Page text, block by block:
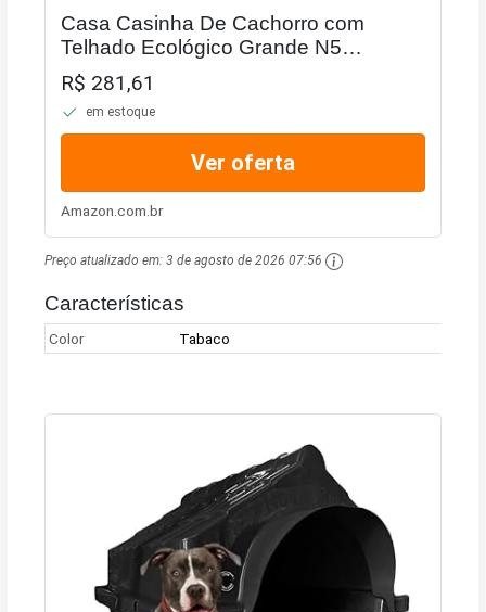
Casa Casinha De Cachorro com
Telhado Ecológico Grande N5
(Tabaco)
R$ 281,61
em estoque
Ver oferta
Amazon.com.br
Preço atualizado em:3 de agosto de 2026 07:56
Características
Color Tabaco